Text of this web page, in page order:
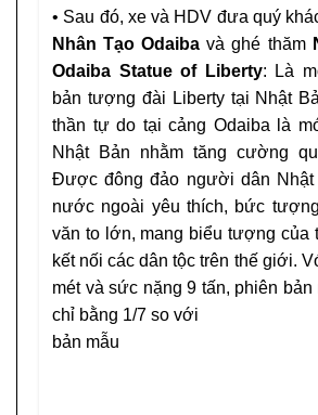
• Sau đó, xe và HDV đưa quý
Nhân Tạo Odaiba và ghé thăm
Odaiba Statue of Liberty: Là
bản tượng đài Liberty tại Nhật
thần tự do tại cảng Odaiba là
Nhật Bản nhằm tăng cường
Được đông đảo người dân Nhật
nước ngoài yêu thích, bức
văn to lớn, mang biểu tượng của
kết nối các dân tộc trên thế giới.
mét và sức nặng 9 tấn, phiên
chỉ bằng 1/7 so với
bản mẫu